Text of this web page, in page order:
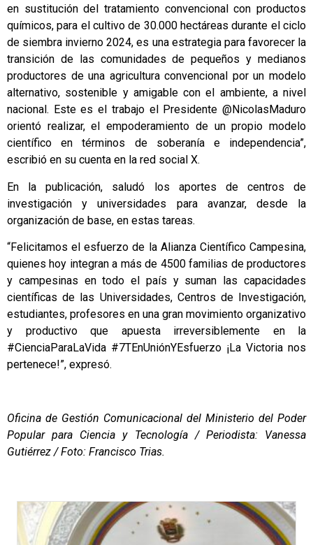
en sustitución del tratamiento convencional con productos
químicos, para el cultivo de 30.000 hectáreas durante el ciclo
de siembra invierno 2024, es una estrategia para favorecer la
transición de las comunidades de pequeños y medianos
productores de una agricultura convencional por un modelo
alternativo, sostenible y amigable con el ambiente, a nivel
nacional. Este es el trabajo el Presidente @NicolasMaduro
orientó realizar, el empoderamiento de un propio modelo
científico en términos de soberanía e independencia”,
escribió en su cuenta en la red social X.
En la publicación, saludó los aportes de centros de
investigación y universidades para avanzar, desde la
organización de base, en estas tareas.
“Felicitamos el esfuerzo de la Alianza Científico Campesina,
quienes hoy integran a más de 4500 familias de productores
y campesinas en todo el país y suman las capacidades
científicas de las Universidades, Centros de Investigación,
estudiantes, profesores en una gran movimiento organizativo
y productivo que apuesta irreversiblemente en la
#CienciaParaLaVida #7TEnUniónYEsfuerzo ¡La Victoria nos
pertenece!”, expresó.
Oficina de Gestión Comunicacional del Ministerio del Poder
Popular para Ciencia y Tecnología / Periodista: Vanessa
Gutiérrez / Foto: Francisco Trias.